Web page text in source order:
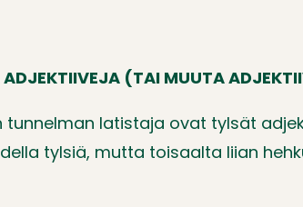
(TAI MUUTA
latistaja ovat tylsät
tylsiä, mutta toisaalta liian